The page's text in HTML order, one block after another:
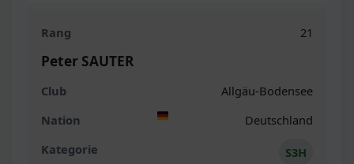
21
Peter SAUTER
Allgäu-Bodensee
Deutschland
S3H